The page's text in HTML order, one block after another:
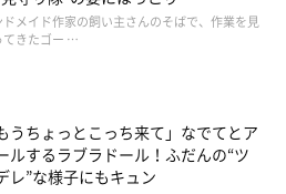
ドメイド作家の飼い主さんのそばで、作業を見
てきたゴー …
もうちょっとこっち来て」なでてとア
ルするラブラドール！ふだんの“ツ
レ”な様子にもキュン